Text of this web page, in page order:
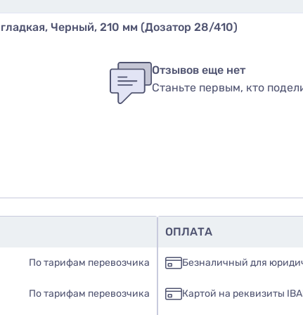
спектра жидких средств, в частности:
резьбы28/410.
чтобы заполнить насос жидкостью.
Черный, 210 мм (Дозатор 28/410)
Отзывов еще нет
Станьте первым, кто
По тарифам перевозчика
По тарифам перевозчика
ОПЛАТА
Безналичный для
Картой на реквизиты